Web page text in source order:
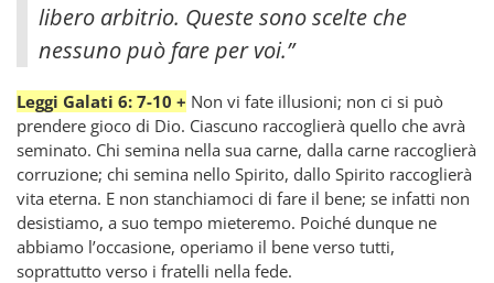
libero arbitrio. Queste sono scelte che
nessuno può fare per voi.”
Leggi Galati 6: 7-10 + Non vi fate illusioni; non ci si può
prendere gioco di Dio. Ciascuno raccoglierà quello che avrà
seminato. Chi semina nella sua carne, dalla carne raccoglierà
corruzione; chi semina nello Spirito, dallo Spirito raccoglierà
vita eterna. E non stanchiamoci di fare il bene; se infatti non
desistiamo, a suo tempo mieteremo. Poiché dunque ne
abbiamo l’occasione, operiamo il bene verso tutti,
soprattutto verso i fratelli nella fede.